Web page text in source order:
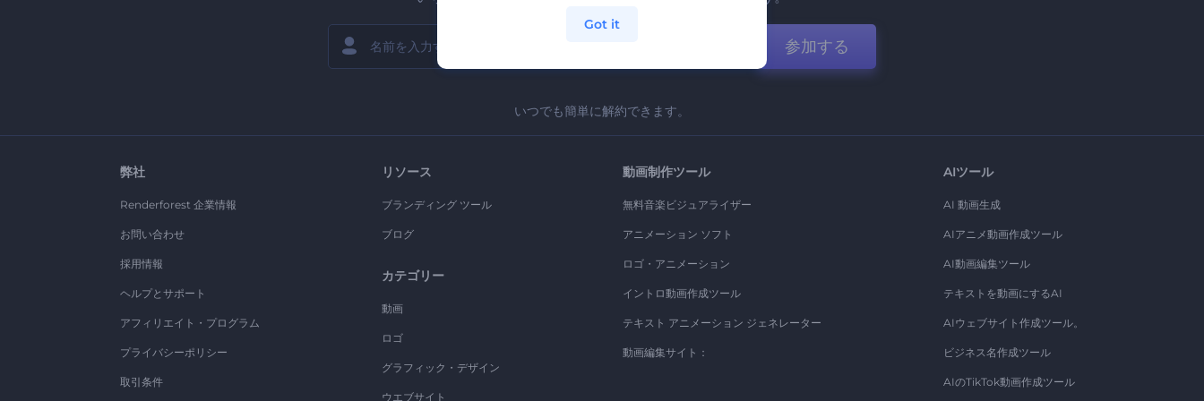
参加する
いつでも簡単に解約できます。
弊社
Renderforest 企業情報
お問い合わせ
採用情報
ヘルプとサポート
アフィリエイト・プログラム
プライバシーポリシー
取引条件
リソース
ブランディング ツール
ブログ
カテゴリー
動画
ロゴ
グラフィック・デザイン
ウエブサイト
動画制作ツール
無料音楽ビジュアライザー
アニメーション ソフト
ロゴ・アニメーション
イントロ動画作成ツール
テキスト アニメーション ジェネレーター
動画編集サイト：
AIツール
AI 動画生成
AIアニメ動画作成ツール
AI動画編集ツール
テキストを動画にするAI
AIウェブサイト作成ツール。
ビジネス名作成ツール
AIのTikTok動画作成ツール
Got it